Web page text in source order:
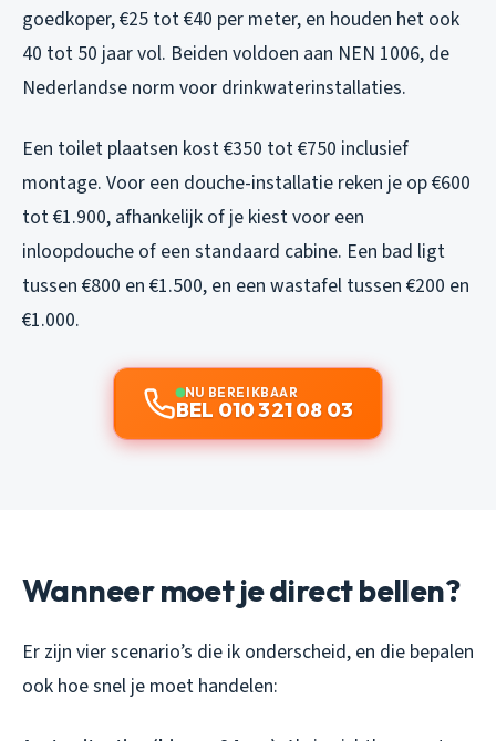
goedkoper, €25 tot €40 per meter, en houden het ook
40 tot 50 jaar vol. Beiden voldoen aan NEN 1006, de
Nederlandse norm voor drinkwaterinstallaties.
Een toilet plaatsen kost €350 tot €750 inclusief
montage. Voor een douche-installatie reken je op €600
tot €1.900, afhankelijk of je kiest voor een
inloopdouche of een standaard cabine. Een bad ligt
tussen €800 en €1.500, en een wastafel tussen €200 en
€1.000.
NU BEREIKBAAR
BEL 010 321 08 03
Wanneer moet je direct bellen?
Er zijn vier scenario’s die ik onderscheid, en die bepalen
ook hoe snel je moet handelen: